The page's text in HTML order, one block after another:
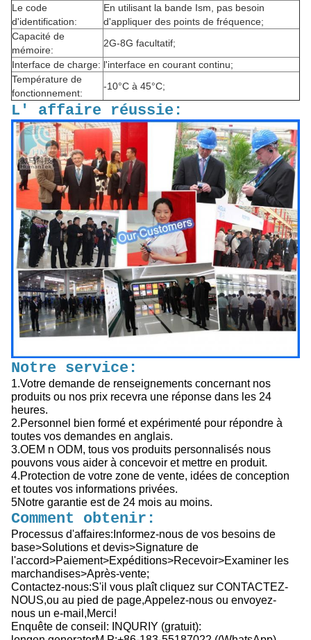
Le code
d'identification:
En utilisant la bande Ism, pas besoin
d'appliquer des points de fréquence;
Capacité de
mémoire:
2G-8G facultatif;
Interface de charge: l'interface en courant continu;
Température de
fonctionnement:
-10°C à 45°C;
L' affaire réussie:
Notre service:
1.Votre demande de renseignements concernant nos
produits ou nos prix recevra une réponse dans les 24
heures.
2.Personnel bien formé et expérimenté pour répondre à
toutes vos demandes en anglais.
3.OEM n ODM, tous vos produits personnalisés nous
pouvons vous aider à concevoir et mettre en produit.
4.Protection de votre zone de vente, idées de conception
et toutes vos informations privées.
5Notre garantie est de 24 mois au moins.
Comment obtenir:
Processus d'affaires:Informez-nous de vos besoins de
base>Solutions et devis>Signature de
l'accord>Paiement>Expéditions>Recevoir>Examiner les
marchandises>Après-vente;
Contactez-nous:S'il vous plaît cliquez sur CONTACTEZ-
NOUS,ou au pied de page,Appelez-nous ou envoyez-
nous un e-mail,Merci!
Enquête de conseil: INQURIY (gratuit):